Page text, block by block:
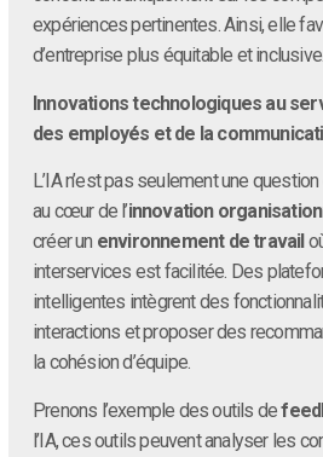
expériences pertinentes. Ainsi, elle
d’entreprise plus équitable et inclusive.
Innovations technologiques au
des employés et de la
L’IA n’est pas seulement une
au cœur de l’innovation
créer un environnement de travail
interservices est facilitée. Des
intelligentes intègrent des
interactions et proposer des
la cohésion d’équipe.
Prenons l’exemple des outils de
l’IA, ces outils peuvent analyser les